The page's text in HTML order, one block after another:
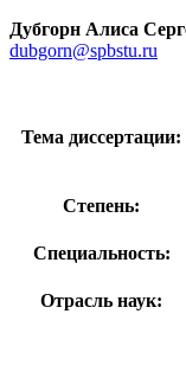
Дубгорн Алиса
dubgorn@spbstu.ru
Тема диссертации:
Степень:
Специальность:
Отрасль наук: